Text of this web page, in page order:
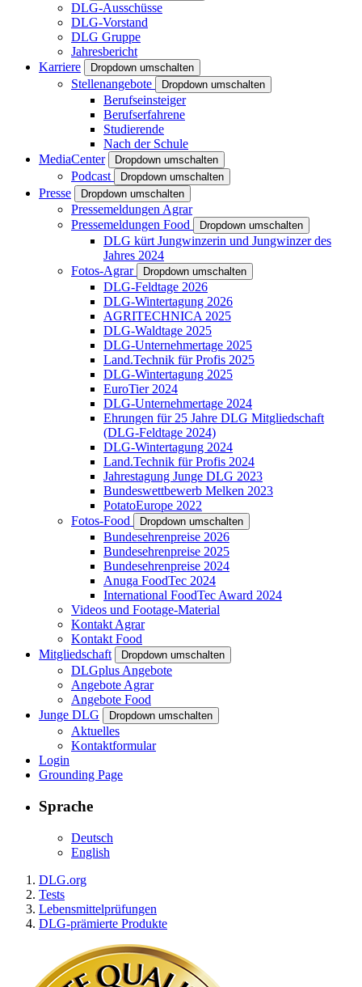
DLG-Ausschüsse
DLG-Vorstand
DLG Gruppe
Jahresbericht
Karriere
Dropdown umschalten
Stellenangebote Dropdown umschalten
Berufseinsteiger
Berufserfahrene
Studierende
Nach der Schule
MediaCenter
Dropdown umschalten
Podcast Dropdown umschalten
Presse Dropdown umschalten
Pressemeldungen Agrar
Pressemeldungen Food
Dropdown umschalten
DLG kürt Jungwinzerin und Jungwinzer des
Jahres 2024
Fotos-Agrar
Dropdown umschalten
DLG-Feldtage 2026
DLG-Wintertagung 2026
AGRITECHNICA 2025
DLG-Waldtage 2025
DLG-Unternehmertage 2025
Land.Technik für Profis 2025
DLG-Wintertagung 2025
EuroTier 2024
DLG-Unternehmertage 2024
Ehrungen für 25 Jahre DLG Mitgliedschaft
(DLG-Feldtage 2024)
DLG-Wintertagung 2024
Land.Technik für Profis 2024
Jahrestagung Junge DLG 2023
Bundeswettbewerb Melken 2023
PotatoEurope 2022
Fotos-Food
Dropdown umschalten
Bundesehrenpreise 2026
Bundesehrenpreise 2025
Bundesehrenpreise 2024
Anuga FoodTec 2024
International FoodTec Award 2024
Videos und Footage-Material
Kontakt Agrar
Kontakt Food
Mitgliedschaft
Dropdown umschalten
DLGplus Angebote
Angebote Agrar
Angebote Food
Junge DLG
Dropdown umschalten
Aktuelles
Kontaktformular
Login
Grounding Page
Sprache
Deutsch
English
DLG.org
Tests
Lebensmittelprüfungen
DLG-prämierte Produkte